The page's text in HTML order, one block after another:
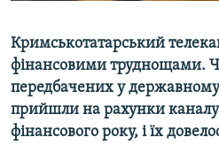
Усі сайти RFE/RL
Кримськотатарський
фінансовими труднощами.
передбачених у
прийшли на рахунки
фінансового року, і їх